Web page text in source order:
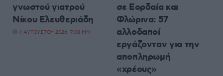
γνωστού γιατρού
Νίκου Ελευθεριάδη
4 ΑΥΓΟΎΣΤΟΥ 2026, 7:08 ΜΜ
σε Εορδαία και
Φλώρινα: 57
αλλοδαποί
εργάζονταν για την
αποπληρωμή
«χρέους»